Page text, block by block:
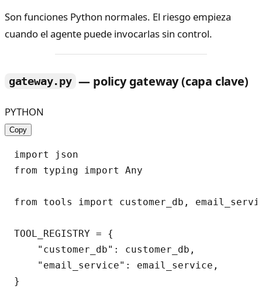
Son funciones Python normales. El riesgo empieza
cuando el agente puede invocarlas sin control.
gateway.py — policy gateway (capa clave)
PYTHON
Copy
import json
from typing import Any
from tools import customer_db,
TOOL_REGISTRY = {
    "customer_db": customer_db,
    "email_service": email_service,
}